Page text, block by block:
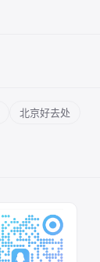
北京好去处